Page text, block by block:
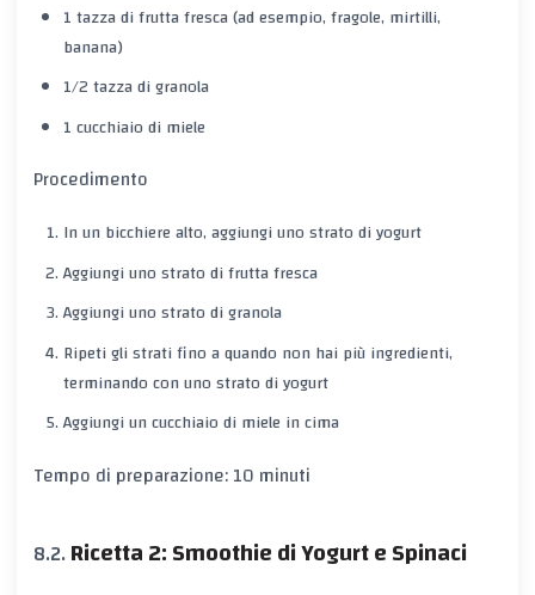
1 tazza di frutta fresca (ad esempio, fragole, mirtilli,
banana)
1/2 tazza di granola
1 cucchiaio di miele
Procedimento
In un bicchiere alto, aggiungi uno strato di yogurt
Aggiungi uno strato di frutta fresca
Aggiungi uno strato di granola
Ripeti gli strati fino a quando non hai più ingredienti,
terminando con uno strato di yogurt
Aggiungi un cucchiaio di miele in cima
Tempo di preparazione: 10 minuti
Ricetta 2: Smoothie di Yogurt e Spinaci